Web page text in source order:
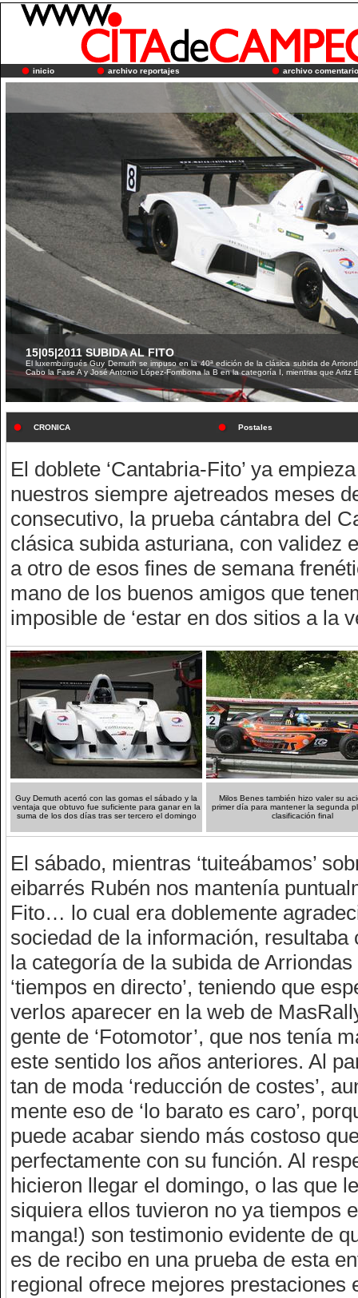
inicio archivo reportajes archivo
15|05|2011 SUBIDA AL FITO
El luxemburgués Guy Demuth se impuso en la 40ª edición de la clásica subida de
Cabo la Fase A y José Antonio López-Fombona la B en la categoría I, mientras que
CRONICA Postales
El doblete ‘Cantabria-Fito’ ya
nuestros siempre ajetreados meses
consecutivo, la prueba cántabra del
clásica subida asturiana, con validez
a otro de esos fines de semana
mano de los buenos amigos que
imposible de ‘estar en dos sitios a la
Guy Demuth acertó con las gomas el sábado y la
ventaja que obtuvo fue suficiente para ganar en la
suma de los dos días tras ser tercero el domingo
Milos Benes también hizo valer su
primer día para mantener la segunda
clasificación final
El sábado, mientras ‘tuiteábamos’
eibarrés Rubén nos mantenía
Fito… lo cual era doblemente
sociedad de la información,
la categoría de la subida de
‘tiempos en directo’, teniendo que
verlos aparecer en la web de
gente de ‘Fotomotor’, que nos tenía
este sentido los años anteriores. Al
tan de moda ‘reducción de costes’,
mente eso de ‘lo barato es caro’,
puede acabar siendo más costoso
perfectamente con su función. Al
hicieron llegar el domingo, o las que
siquiera ellos tuvieron no ya tiempos
manga!) son testimonio evidente de
es de recibo en una prueba de esta
regional ofrece mejores prestaciones